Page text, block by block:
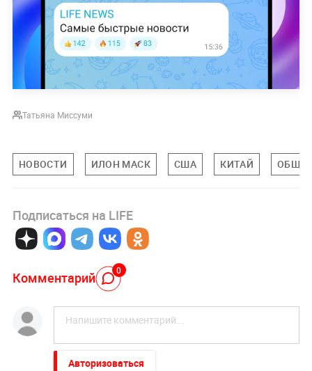
Татьяна Миссуми
НОВОСТИ ИЛОН МАСК США КИТАЙ
Подписаться на LIFE
Комментарий 0
Авторизоваться